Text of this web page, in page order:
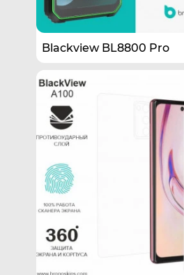
Blackview BL8800 Pro